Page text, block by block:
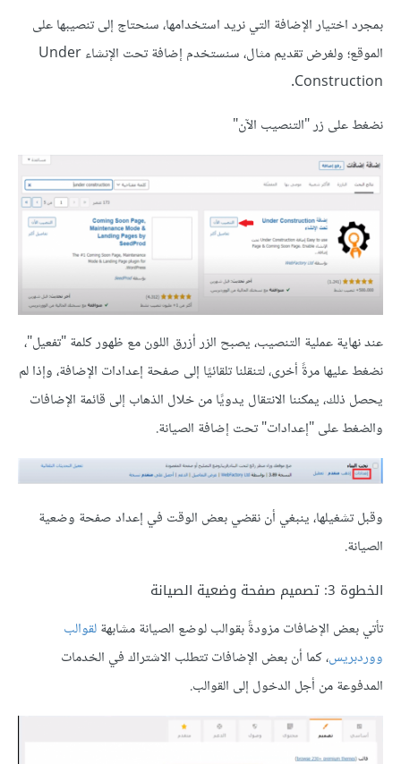
بمجرد اختيار الإضافة التي نريد استخدامها، سنحتاج إلى تنصيبها على
الموقع؛ ولغرض تقديم مثال، سنستخدم إضافة تحت الإنشاء Under
Construction.
نضغط على زر "التنصيب الآن"
عند نهاية عملية التنصيب، يصبح الزر أزرق اللون مع ظهور كلمة "تفعيل"،
نضغط عليها مرةً أخرى، لتنقلنا تلقائيًا إلى صفحة إعدادات الإضافة، وإذا لم
يحصل ذلك، يمكننا الانتقال يدويًا من خلال الذهاب إلى قائمة الإضافات
والضغط على "إعدادات" تحت إضافة الصيانة.
وقبل تشغيلها، ينبغي أن نقضي بعض الوقت في إعداد صفحة وضعية
الصيانة.
الخطوة 3: تصميم صفحة وضعية الصيانة
تأتي بعض الإضافات مزودةً بقوالب لوضع الصيانة مشابهةلقوالب
ووردبريس، كما أن بعض الإضافات تتطلب الاشتراك في الخدمات
المدفوعة من أجل الدخول إلى القوالب.